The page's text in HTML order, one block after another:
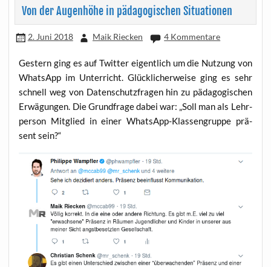
Von der Augenhöhe in pädagogischen Situationen
2. Juni 2018 Maik Riecken 4 Kommentare
Ges­tern ging es auf Twit­ter eigent­lich um die Nut­zung von
Whats­App im Unter­richt. Glück­li­cher­wei­se ging es sehr
schnell weg von Daten­schutz­fra­gen hin zu päd­ago­gi­schen
Erwä­gun­gen. Die Grund­fra­ge dabei war: „Soll man als Lehr­
per­son Mit­glied in einer Whats­App-Klas­sen­grup­pe prä­
sent sein?“